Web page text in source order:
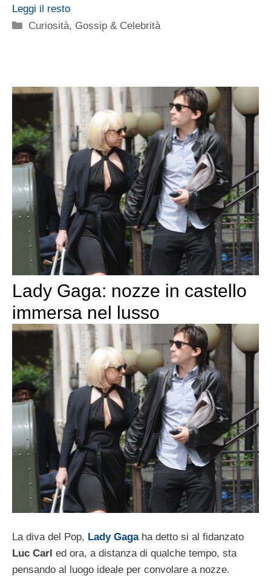
Leggi il resto
Categorie
Curiosità, Gossip & Celebrità
Lady Gaga: nozze in castello
immersa nel lusso
La diva del Pop, Lady Gagaha detto si al fidanzato
Luc Carl ed ora, a distanza di qualche tempo, sta
pensando al luogo ideale per convolare a nozze.